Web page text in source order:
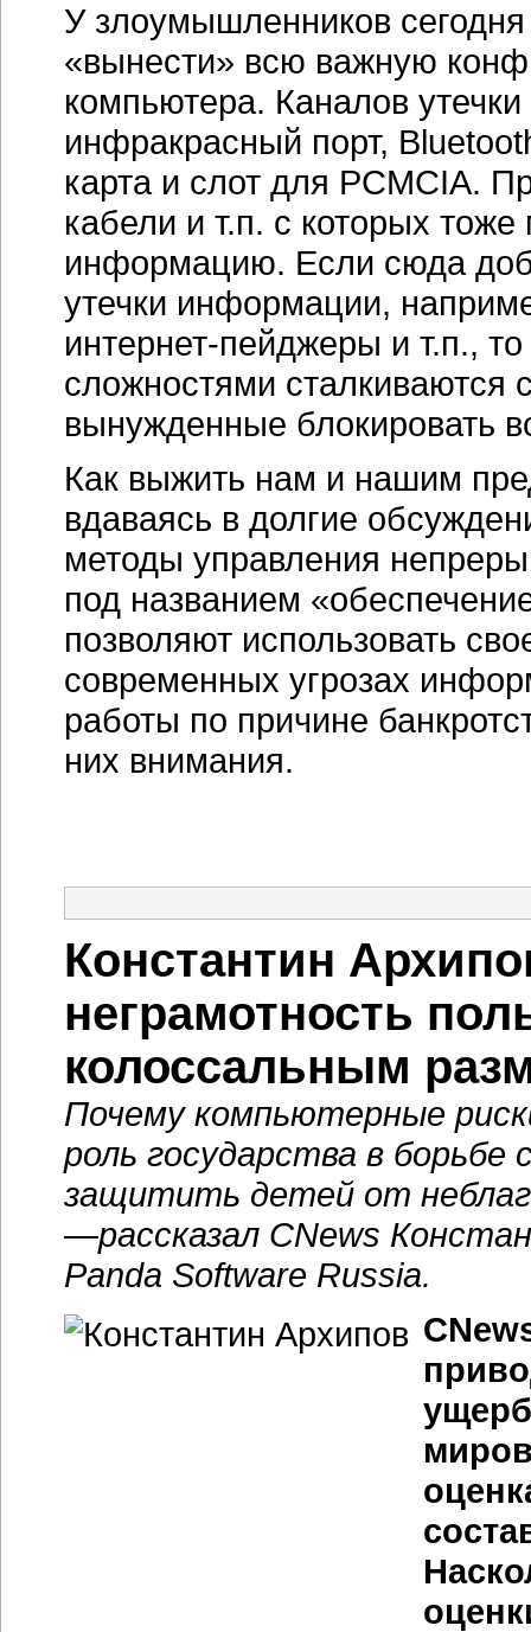
У злоумышленников
«вынести» всю важную
компьютера. Каналов
инфракрасный порт,
карта и слот для PCMCIA.
кабели и т.п. с которых
информацию. Если сюда
утечки информации,
интернет-пейджеры и т.п.,
сложностями
вынужденные блокировать
Как выжить нам и нашим
вдаваясь в долгие
методы управления
под названием
позволяют использовать
современных угрозах
работы по причине
них внимания.
Константин
неграмотность
колоссальным
Почему компьютерные
роль государства в
защитить детей от
—рассказал CNews
Panda Software Russia.